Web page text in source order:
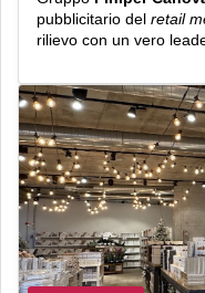
pubblicitario del retail
rilievo con un vero